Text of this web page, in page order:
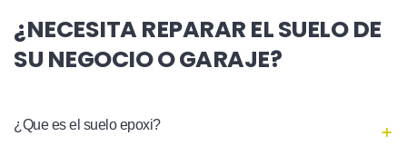
¿NECESITA REPARAR EL SUELO DE
SU NEGOCIO O GARAJE?
¿Que es el suelo epoxi?